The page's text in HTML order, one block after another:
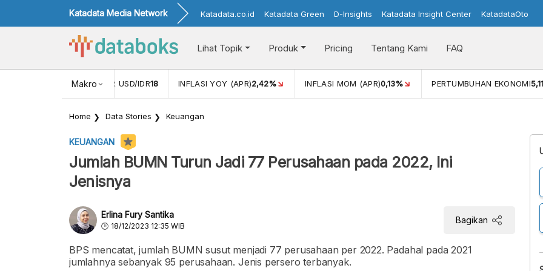
Katadata Media Network Katadata.co.id Katadata Green D-Insights Katadata Insight Center KatadataOto
Lihat Topik Produk Pricing Tentang Kami FAQ
Makro
NILAI TUKAR USD/IDR18 INFLASI YOY (APR)2,42% INFLASI MOM (APR)0,13% PERTUMBUHAN EKONOMI
Home Data Stories Keuangan
KEUANGAN
Jumlah BUMN Turun Jadi 77 Perusahaan pada 2022, Ini
Jenisnya
Erlina Fury Santika
18/12/2023 12:35 WIB
Bagikan
BPS mencatat, jumlah BUMN susut menjadi 77 perusahaan per 2022. Padahal pada 2021
jumlahnya sebanyak 95 perusahaan. Jenis persero terbanyak.